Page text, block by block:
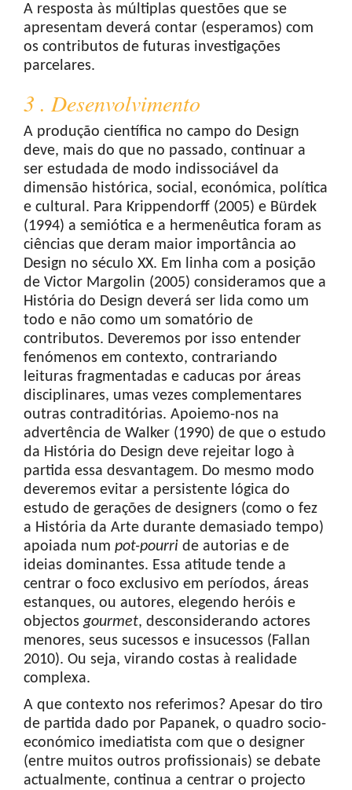
A resposta às múltiplas questões que se
apresentam deverá contar (esperamos) com
os contributos de futuras investigações
parcelares.
3 . Desenvolvimento
A produção científica no campo do Design
deve, mais do que no passado, continuar a
ser estudada de modo indissociável da
dimensão histórica, social, económica, política
e cultural. Para Krippendorff (2005) e Bürdek
(1994) a semiótica e a hermenêutica foram as
ciências que deram maior importância ao
Design no século XX. Em linha com a posição
de Victor Margolin (2005) consideramos que a
História do Design deverá ser lida como um
todo e não como um somatório de
contributos. Deveremos por isso entender
fenómenos em contexto, contrariando
leituras fragmentadas e caducas por áreas
disciplinares, umas vezes complementares
outras contraditórias. Apoiemo-nos na
advertência de Walker (1990) de que o estudo
da História do Design deve rejeitar logo à
partida essa desvantagem. Do mesmo modo
deveremos evitar a persistente lógica do
estudo de gerações de designers (como o fez
a História da Arte durante demasiado tempo)
apoiada num pot-pourri de autorias e de
ideias dominantes. Essa atitude tende a
centrar o foco exclusivo em períodos, áreas
estanques, ou autores, elegendo heróis e
objectos gourmet, desconsiderando actores
menores, seus sucessos e insucessos (Fallan
2010). Ou seja, virando costas à realidade
complexa.
A que contexto nos referimos? Apesar do tiro
de partida dado por Papanek, o quadro socio-
económico imediatista com que o designer
(entre muitos outros profissionais) se debate
actualmente, continua a centrar o projecto